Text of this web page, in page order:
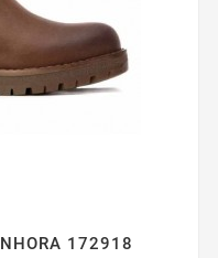
172918